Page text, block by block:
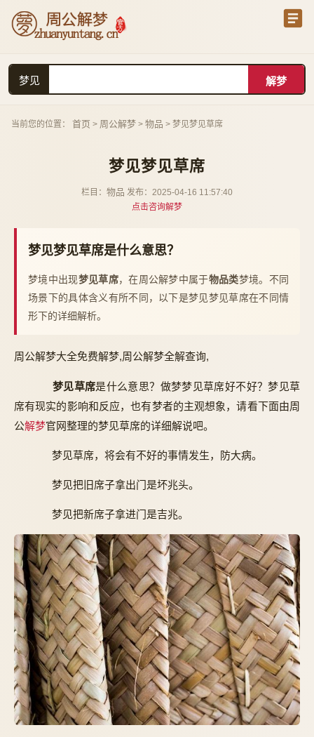
梦见
当前您的位置： 首页 > 周公解梦 > 物品 > 梦见梦见草席
梦见梦见草席
栏目： 物品 发布：2025-04-16 11:57:40
点击咨询解梦
梦见梦见草席是什么意思？
梦境中出现梦见草席，在周公解梦中属于物品类梦境。不同
场景下的具体含义有所不同，以下是梦见梦见草席在不同情
形下的详细解析。
周公解梦大全免费解梦,周公解梦全解查询,
梦见草席是什么意思？做梦梦见草席好不好？梦见草
席有现实的影响和反应，也有梦者的主观想象，请看下面由周
公解梦官网整理的梦见草席的详细解说吧。
梦见草席，将会有不好的事情发生，防大病。
梦见把旧席子拿出门是坏兆头。
梦见把新席子拿进门是吉兆。